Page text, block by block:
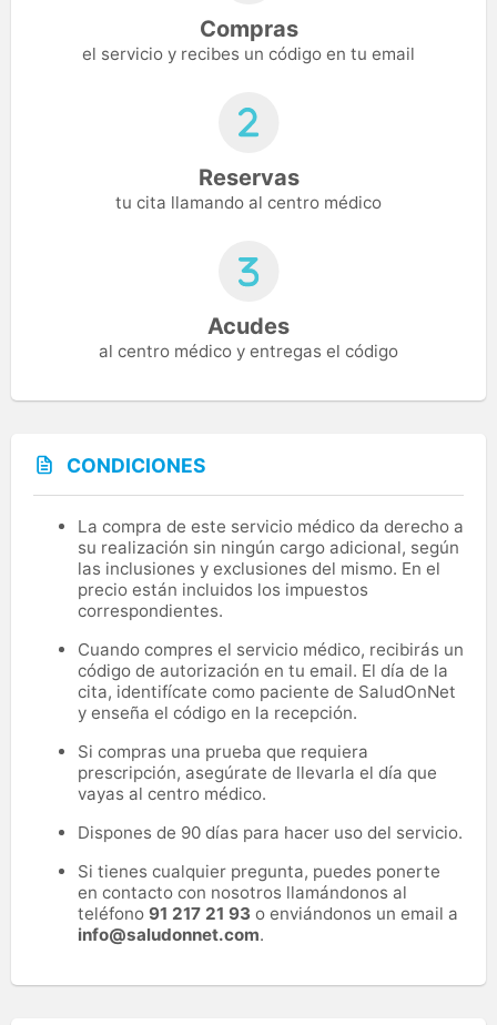
Compras
el servicio y recibes un código en tu email
Reservas
tu cita llamando al centro médico
Acudes
al centro médico y entregas el código
CONDICIONES
La compra de este servicio médico da derecho a
su realización sin ningún cargo adicional, según
las inclusiones y exclusiones del mismo. En el
precio están incluidos los impuestos
correspondientes.
Cuando compres el servicio médico, recibirás un
código de autorización en tu email. El día de la
cita, identifícate como paciente de SaludOnNet
y enseña el código en la recepción.
Si compras una prueba que requiera
prescripción, asegúrate de llevarla el día que
vayas al centro médico.
Dispones de 90 días para hacer uso del servicio.
Si tienes cualquier pregunta, puedes ponerte
en contacto con nosotros llamándonos al
teléfono 91 217 21 93 o enviándonos un email a
info@saludonnet.com.